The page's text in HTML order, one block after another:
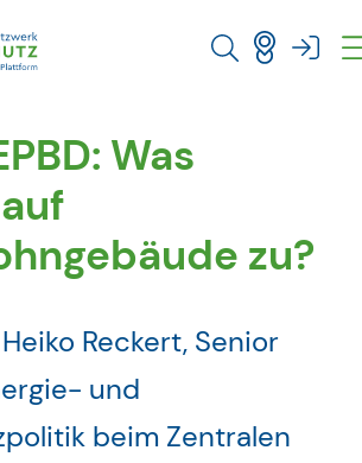
springen
Was
zu?
Reckert, Senior
und
beim Zentralen